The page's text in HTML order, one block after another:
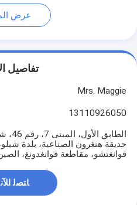
عرض
تفاصيل
Mrs. Maggie
13110926050
حديقة هنغرون الصناعية، بلدة
قوانغتشو، مقاطعة قوانغدونغ،
ﺎﺘﺼﻟ ﺍﻶﻧ